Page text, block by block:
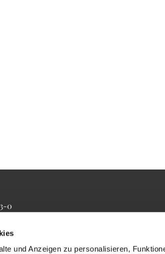
und Anzeigen zu personalisieren,
0
von-berlin.de